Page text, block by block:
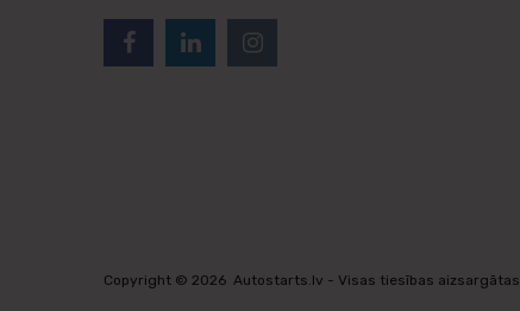
Copyright © 2026 Autostarts.lv - Visas tiesības aizsargātas